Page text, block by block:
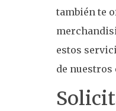
también te
estos
de nuestros